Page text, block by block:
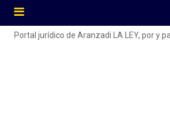
Portal jurídico de Aranzadi LA LEY, por y